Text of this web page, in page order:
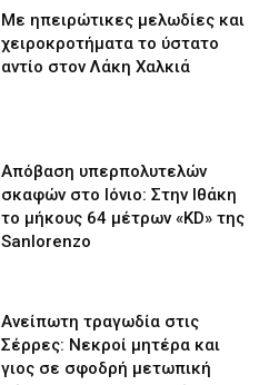
Με ηπειρώτικες μελωδίες και
χειροκροτήματα το ύστατο
αντίο στον Λάκη Χαλκιά
Απόβαση υπερπολυτελών
σκαφών στο Ιόνιο: Στην Ιθάκη
το μήκους 64 μέτρων «KD» της
Sanlorenzo
Ανείπωτη τραγωδία στις
Σέρρες: Νεκροί μητέρα και
γιος σε σφοδρή μετωπική